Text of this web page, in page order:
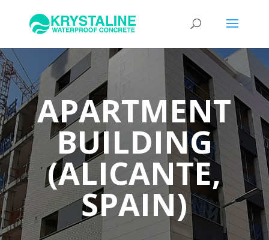
APARTMENT
BUILDING
(ALICANTE,
SPAIN)